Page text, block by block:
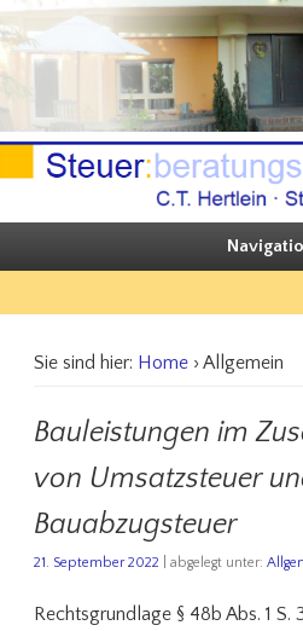
Sie steuern, wir beraten
Sie sind hier: Home› Allgemein
Bauleistungen im
von Umsatzsteuer
Bauabzugsteuer
21. September 2022 | abgelegt unter:
Rechtsgrundlage § 48b Abs. 1 S.